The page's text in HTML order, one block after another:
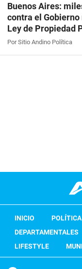
Buenos Aires:
contra el
Ley de Propiedad
Por Sitio Andino Política
INICIO POLÍTICA
DEPARTAMENTALES
LIFESTYLE